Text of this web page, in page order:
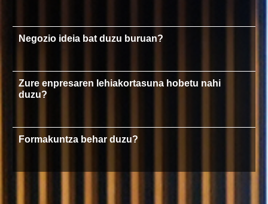
Negozio ideia bat duzu buruan?
Zure enpresaren lehiakortasuna hobetu nahi
duzu?
Formakuntza behar duzu?